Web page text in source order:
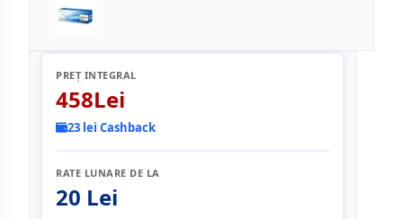
PREȚ INTEGRAL
458Lei
23 lei Cashback
RATE LUNARE DE LA
20 Lei